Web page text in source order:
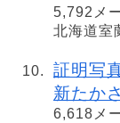
5,792メ
北海道室
証明写
新たか
6,618メ